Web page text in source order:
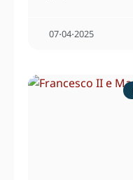
07⋅04⋅2025